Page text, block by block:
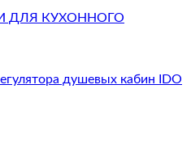
ДЛЯ КУХОННОГО